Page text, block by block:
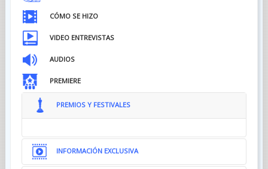
CÓMO SE HIZO
VIDEO ENTREVISTAS
AUDIOS
PREMIERE
PREMIOS Y FESTIVALES
INFORMACIÓN EXCLUSIVA